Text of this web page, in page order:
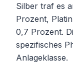
Silber traf es
Prozent,
0,7 Prozent.
spezifisches
Anlageklasse.